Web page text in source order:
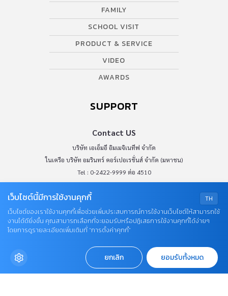
ในเครือ บริษัท อมรินทร์ คอร์เปอเรชั่นส์ จำกัด (มหาชน)
Tel : 0-2422-9999 ต่อ 4510
สนใจลงโฆษณากับเว็บไซต์ Amarin Baby&Kids
Tel : 02-422-9999 ต่อ 4775
Email :abkofficial@amarin.co.th
0-2422-9999 ต่อ 4180
bdcx@amarin.co.th
Privacy Policy
OUR SOCIALS
© COPYRIGHT 2026
AME IMAGINATIVE COMPANY LIMITED.
TH
เว็บไซต์นี้มีการใช้งานคุกกี้
เว็บไซต์ของเราใช้งานคุกกี้เพื่อช่วยเพิ่มประสบการณ์การใช้งานเว็บไซต์ให้สามารถใช้
งานได้ดียิ่งขึ้น คุณสามารถเลือกที่จะยอมรับหรือปฏิเสธการใช้งานคุกกี้ได้ง่ายๆ
โดยการดูรายละเอียดเพิ่มเติมที่ “การตั้งค่าคุกกี้”
ยกเลิก ยอมรับทั้งหมด